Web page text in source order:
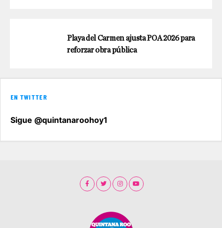
Playa del Carmen ajusta POA 2026 para
reforzar obra pública
EN TWITTER
Sigue @quintanaroohoy1